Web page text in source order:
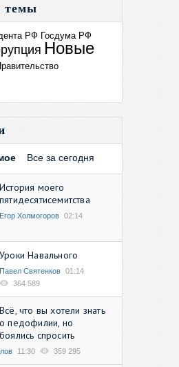
темы
РФ Госдума РФ
Новые
Все за сегодня
История моего
пятидесятисемитства
Егор Холмогоров 02:14
Уроки Навального
Павел Святенков 01:14
364 589
Всё, что вы хотели знать
о педофилии, но
боялись спросить
11:30 359 295